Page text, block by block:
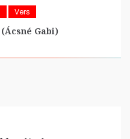
Vers
Gabi)